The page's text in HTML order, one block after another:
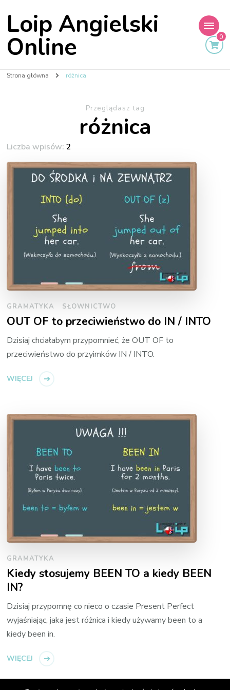
Loip Angielski
Online 0
Strona główna różnica
Przeglądasz tag
różnica
Liczba wpisów:2
GRAMATYKA SŁOWNICTWO
OUT OF to przeciwieństwo do IN / INTO
Dzisiaj chciałabym przypomnieć, że OUT OF to
przeciwieństwo do przyimków IN / INTO.
WIĘCEJ
GRAMATYKA
Kiedy stosujemy BEEN TO a kiedy BEEN
IN?
Dzisiaj przypomnę co nieco o czasie Present Perfect
wyjaśniając, jaka jest różnica i kiedy używamy been to a
kiedy been in.
WIĘCEJ